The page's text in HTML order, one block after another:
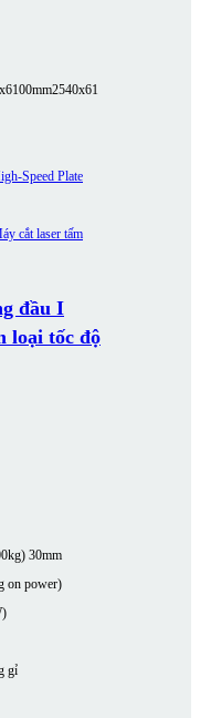
2540x61
đầu I
loại tốc độ
30mm
on power)
gỉ